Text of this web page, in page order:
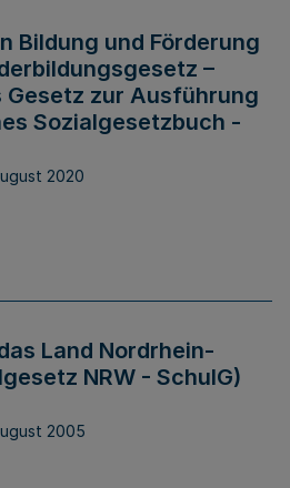
Bildung und Förderung
–
Gesetz zur Ausführung
Sozialgesetzbuch -
2020
Land Nordrhein-
NRW - SchulG)
2005